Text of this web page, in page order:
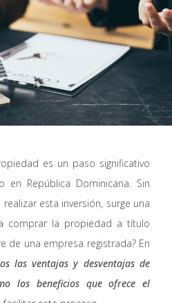
es un paso significativo
en República Dominicana. Sin
esta inversión, surge una
comprar la propiedad a título
de una empresa registrada? En
las ventajas y desventajas de
los beneficios que ofrece el